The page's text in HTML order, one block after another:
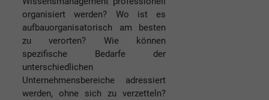
organisiert werden? Wo ist es
aufbauorganisatorisch am besten
zu verorten? Wie können
spezifische Bedarfe der
unterschiedlichen
Unternehmensbereiche adressiert
werden, ohne sich zu verzetteln?